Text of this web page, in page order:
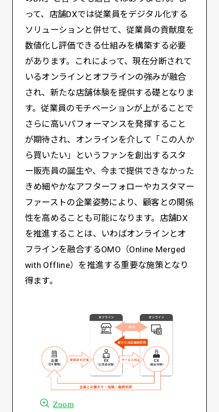
って、店舗DXでは従業員をデジタル化する
ソリューションと併せて、従業員の貢献度を
数値化し評価できる仕組みを構築する必要
があります。これによって、現在分断されて
いるオンラインとオフラインの強みが融合
され、新たな店舗体験を提供する礎となりま
す。従業員のモチベーションが上がることで
さらに高いパフォーマンスを発揮すること
が期待され、オンラインを介して「この人か
ら買いたい」というファンを創出するスタ
ー販売員の誕生や、今まで提供できなかった
きめ細やかなアフターフォローやカスタマー
ファーストの企業姿勢により、顧客との関係
性を高めることも可能になります。店舗DX
を推進することは、いわばオンラインとオ
フラインを融合するOMO（Online Merged
with Offline）を推進する重要な施策となり
得ます。
Zoom